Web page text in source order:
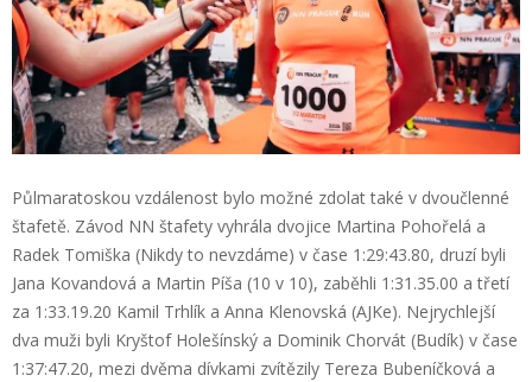
Půlmaratoskou vzdálenost bylo možné zdolat také v dvoučlenné
štafetě. Závod NN štafety vyhrála dvojice Martina Pohořelá a
Radek Tomiška (Nikdy to nevzdáme) v čase 1:29:43.80, druzí byli
Jana Kovandová a Martin Píša (10 v 10), zaběhli 1:31.35.00 a třetí
za 1:33.19.20 Kamil Trhlík a Anna Klenovská (AJKe). Nejrychlejší
dva muži byli Kryštof Holešínský a Dominik Chorvát (Budík) v čase
1:37:47.20, mezi dvěma dívkami zvítězily Tereza Bubeníčková a